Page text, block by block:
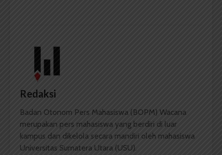
Redaksi
Badan Otonom Pers Mahasiswa (BOPM) Wacana
merupakan pers mahasiswa yang berdiri di luar
kampus dan dikelola secara mandiri oleh mahasiswa
Universitas Sumatera Utara (USU).